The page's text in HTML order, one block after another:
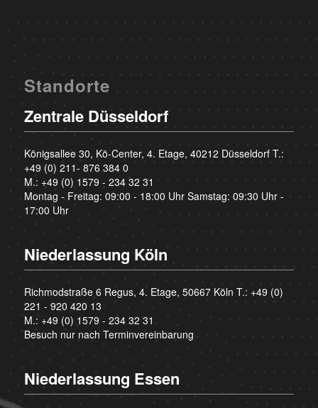
Standorte
Zentrale Düsseldorf
Königsallee 30, Kö-Center, 4. Etage, 40212 Düsseldorf T.:
+49 (0) 211- 876 384 0
M.: +49 (0) 1579 - 234 32 31
Montag - Freitag: 09:00 - 18:00 Uhr Samstag: 09:30 Uhr -
17:00 Uhr
Niederlassung Köln
Richmodstraße 6 Regus, 4. Etage, 50667 Köln T.: +49 (0)
221 - 920 420 13
M.: +49 (0) 1579 - 234 32 31
Besuch nur nach Terminvereinbarung
Niederlassung Essen